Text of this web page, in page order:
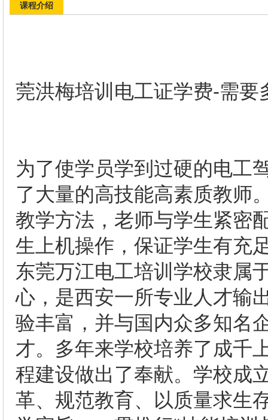
课程介绍
莞洪梅培训电工证学费-需要
为了使学员学到过硬的电工
了大量的高技能高素质教师
教学方法，老师与学生紧密
生上机操作，保证学生有充
东莞万江电工培训学校隶属
心，是西安一所专业人才输
验丰富，并与国内众多知名
才。多年来学校培养了成千
程建设做出了奉献。学校成
革、规范教育、以质量求生